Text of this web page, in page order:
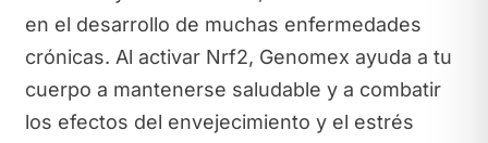
en el desarrollo de muchas enfermedades
crónicas. Al activar Nrf2, Genomex ayuda a tu
cuerpo a mantenerse saludable y a combatir
los efectos del envejecimiento y el estrés